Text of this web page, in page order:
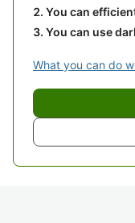
You can
You can use
What you can do